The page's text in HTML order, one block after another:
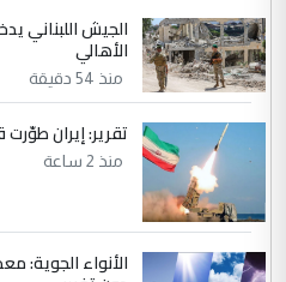
الموضوع :
الجواهري يرد
مضجعيك يابن الزنا (نص
التعليق : تحياتي لك استاذ
دقيق ومسؤول؛
وثروات البلد يعتمد على
الموضوع :
بين الإهمال
الجيش اللبناني
الأهالي
منذ 54 دقيقة
تقرير: إيران
منذ 2 ساعة
الأنواء الجوية: